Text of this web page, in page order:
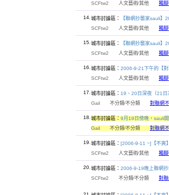
SCFtw2 人文藝術∕其他 獨
14. 城市討論區：
【聯網抄襲家sauli】
SCFtw2 人文藝術∕其他 獨
15. 城市討論區：
【聯網抄襲家sauli】
SCFtw2 人文藝術∕其他 獨
16. 城市討論區： 2006-9-21下午的【
SCFtw2 人文藝術∕其他 獨
17. 城市討論區： 19、20日深夜（21日
Gail 不分類∕不分類 對聯網
18. 城市討論區： 9月19日傍晚，sauli
Gail 不分類∕不分類 對聯網
19. 城市討論區： [2006-9-11 ~]【不爽
SCFtw2 人文藝術∕其他 獨
20. 城市討論區： 2006-9-19晚上聯網抄
SCFtw2 不分類∕不分類 對